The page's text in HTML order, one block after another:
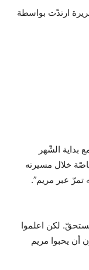
ارتدّت بواسطة
بداية الشّهر
خلال مسيرته
تمرّ عبر مريم”.
لكن اعلموا
أن يحبوا مريم